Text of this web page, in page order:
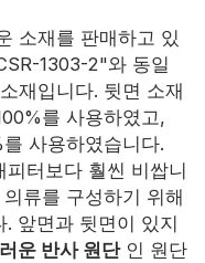
소재를 판매하고 있
1303-2"와 동일
재입니다. 뒷면 소재
를 사용하였고,
사용하였습니다.
터보다 훨씬 비쌉니
류를 구성하기 위해
앞면과 뒷면이 있지
운 반사 원단인 원단